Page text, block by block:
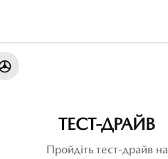
ТЕСТ-ДРАЙВ
Пройдіть тест-драйв на